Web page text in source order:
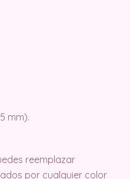
mm).
reemplazar
por cualquier color